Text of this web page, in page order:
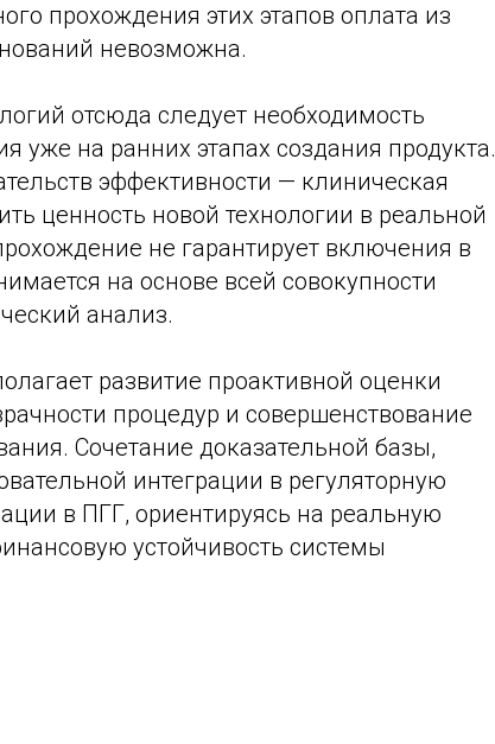
прохождения этих этапов оплата из
невозможна.
отсюда следует необходимость
уже на ранних этапах создания продукта.
эффективности — клиническая
ценность новой технологии в реальной
не гарантирует включения в
на основе всей совокупности
анализ.
развитие проактивной оценки
процедур и совершенствование
Сочетание доказательной базы,
интеграции в регуляторную
в ПГГ, ориентируясь на реальную
устойчивость системы